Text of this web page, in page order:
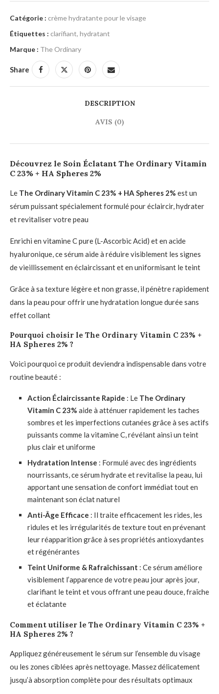
Catégorie : crème hydratante pour le visage
Étiquettes : clarifiant, hydratant
Marque : The Ordinary
Share
DESCRIPTION
AVIS (0)
Découvrez le Soin Éclatant The Ordinary Vitamin
C 23% + HA Spheres 2%
Le The Ordinary Vitamin C 23% + HA Spheres 2% est un
sérum puissant spécialement formulé pour éclaircir, hydrater
et revitaliser votre peau
Enrichi en vitamine C pure (L-Ascorbic Acid) et en acide
hyaluronique, ce sérum aide à réduire visiblement les signes
de vieillissement en éclaircissant et en uniformisant le teint
Grâce à sa texture légère et non grasse, il pénètre rapidement
dans la peau pour offrir une hydratation longue durée sans
effet collant
Pourquoi choisir le The Ordinary Vitamin C 23% +
HA Spheres 2% ?
Voici pourquoi ce produit deviendra indispensable dans votre
routine beauté :
Action Éclaircissante Rapide : Le The Ordinary
Vitamin C 23% aide à atténuer rapidement les taches
sombres et les imperfections cutanées grâce à ses actifs
puissants comme la vitamine C, révélant ainsi un teint
plus clair et uniforme
Hydratation Intense : Formulé avec des ingrédients
nourrissants, ce sérum hydrate et revitalise la peau, lui
apportant une sensation de confort immédiat tout en
maintenant son éclat naturel
Anti-Âge Efficace : Il traite efficacement les rides, les
ridules et les irrégularités de texture tout en prévenant
leur réapparition grâce à ses propriétés antioxydantes
et régénérantes
Teint Uniforme & Rafraîchissant : Ce sérum améliore
visiblement l’apparence de votre peau jour après jour,
clarifiant le teint et vous offrant une peau douce, fraîche
et éclatante
Comment utiliser le The Ordinary Vitamin C 23% +
HA Spheres 2% ?
Appliquez généreusement le sérum sur l’ensemble du visage
ou les zones ciblées après nettoyage. Massez délicatement
jusqu’à absorption complète pour des résultats optimaux